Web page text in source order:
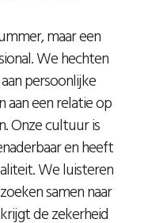
maar een
We hechten
persoonlijke
aan een relatie op
Onze cultuur is
en heeft
We luisteren
samen naar
de zekerheid